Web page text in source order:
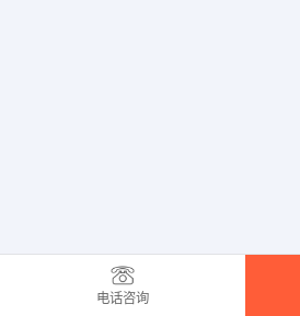
电话咨询